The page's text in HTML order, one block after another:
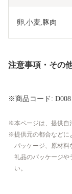
卵,小麦,豚肉
注意事項・その
※商品コード: D008
本ページは、提供自
提供元の都合などに
パッケージ、原材料
礼品のパッケージや
い。